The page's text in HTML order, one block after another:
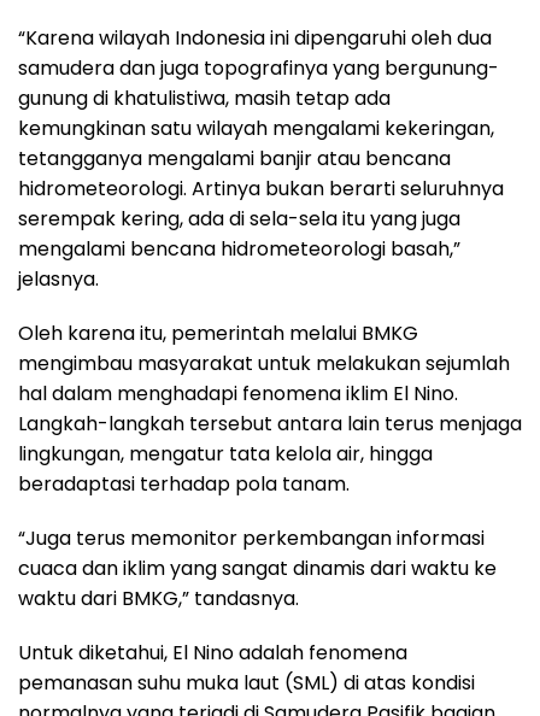
“Karena wilayah Indonesia ini dipengaruhi oleh dua
samudera dan juga topografinya yang bergunung-
gunung di khatulistiwa, masih tetap ada
kemungkinan satu wilayah mengalami kekeringan,
tetangganya mengalami banjir atau bencana
hidrometeorologi. Artinya bukan berarti seluruhnya
serempak kering, ada di sela-sela itu yang juga
mengalami bencana hidrometeorologi basah,”
jelasnya.
Oleh karena itu, pemerintah melalui BMKG
mengimbau masyarakat untuk melakukan sejumlah
hal dalam menghadapi fenomena iklim El Nino.
Langkah-langkah tersebut antara lain terus menjaga
lingkungan, mengatur tata kelola air, hingga
beradaptasi terhadap pola tanam.
“Juga terus memonitor perkembangan informasi
cuaca dan iklim yang sangat dinamis dari waktu ke
waktu dari BMKG,” tandasnya.
Untuk diketahui, El Nino adalah fenomena
pemanasan suhu muka laut (SML) di atas kondisi